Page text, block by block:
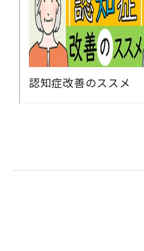
認知症改善のススメ